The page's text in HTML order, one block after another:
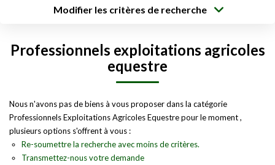
DÉPOSEZ VOTRE RECHERCHE
NOUS REJOINDRE
CONTACT
Modifier les critères de recherche
Type de bien
Surface min
Budget max
Professionnels exploitations agricoles
equestre
Nous n'avons pas de biens à vous proposer dans la catégorie
Professionnels Exploitations Agricoles Equestre pour le moment ,
plusieurs options s'offrent à vous :
Re-soumettre la recherche avec moins de critères.
Transmettez-nous votre demande